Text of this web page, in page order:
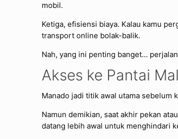
mobil.
Ketiga, efisiensi biaya. Kalau kamu
transport online bolak-balik.
Nah, yang ini penting banget…
Akses ke Pantai
Manado jadi titik awal utama sebelum
Namun demikian, saat akhir pekan
datang lebih awal untuk menghindari